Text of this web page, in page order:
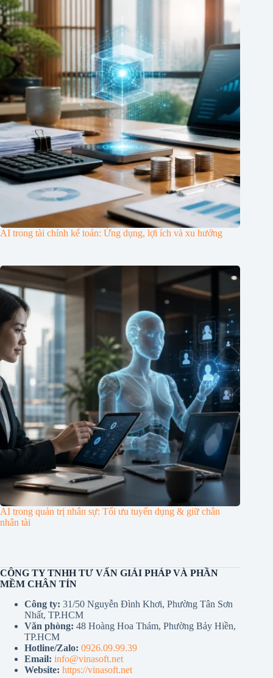
AI trong tài chính kế toán: Ứng dụng, lợi ích và xu hướng
AI trong quản trị nhân sự: Tối ưu tuyển dụng & giữ chân
nhân tài
CÔNG TY TNHH TƯ VẤN GIẢI PHÁP VÀ PHẦN
MỀM CHÂN TÍN
Công ty: 31/50 Nguyễn Đình Khơi, Phường Tân Sơn
Nhất, TP.HCM
Văn phòng: 48 Hoàng Hoa Thám, Phường Bảy Hiền,
TP.HCM
Hotline/Zalo: 0926.09.99.39
Email: info@vinasoft.net
Website: https://vinasoft.net